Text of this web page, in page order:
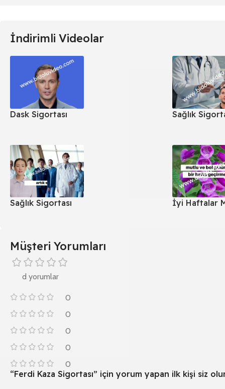
İndirimli Videolar
Dask Sigortası Sağlık
Sağlık Sigortası İyi Haftalar
Müşteri Yorumları
d yorumlar
0
0
0
0
0
“Ferdi Kaza Sigortası” için yorum yapan ilk kişi siz